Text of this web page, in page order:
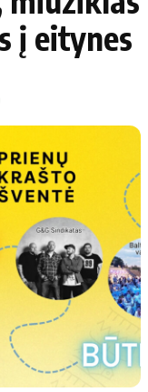
į eitynes